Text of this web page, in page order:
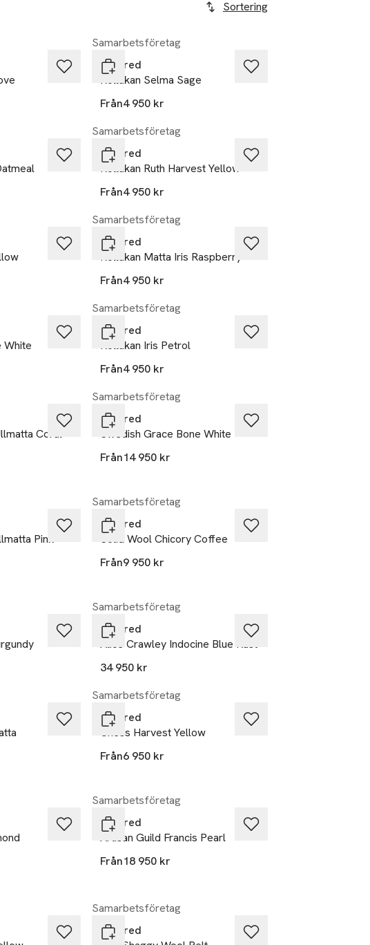
Sortering
Samarbetsföretag
Layered
Rollakan Selma Sage
Från4 950 kr
Samarbetsföretag
Layered
Rollakan Ruth Harvest Yellow
Från4 950 kr
Samarbetsföretag
Layered
Röllakan Matta Iris Raspberry
Från4 950 kr
White
Samarbetsföretag
Layered
Rollakan Iris Petrol
Från4 950 kr
Coral
Samarbetsföretag
Layered
Swedish Grace Bone White
Från14 950 kr
Pink
Samarbetsföretag
Layered
Solid Wool Chicory Coffee
Från9 950 kr
Samarbetsföretag
Layered
Alice Crawley Indocine Blue Rust
34 950 kr
Samarbetsföretag
Layered
Chess Harvest Yellow
Från6 950 kr
Samarbetsföretag
Layered
Artisan Guild Francis Pearl
Från18 950 kr
Samarbetsföretag
Layered